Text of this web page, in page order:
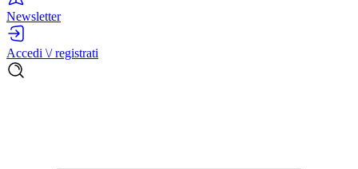
Newsletter
Accedi \/ registrati